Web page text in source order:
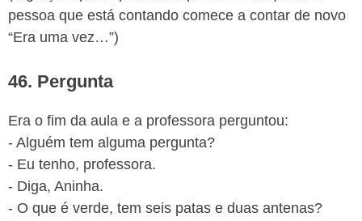
pessoa que está contando comece a contar de novo
“Era uma vez…”)
46. Pergunta
Era o fim da aula e a professora perguntou:
- Alguém tem alguma pergunta?
- Eu tenho, professora.
- Diga, Aninha.
- O que é verde, tem seis patas e duas antenas?